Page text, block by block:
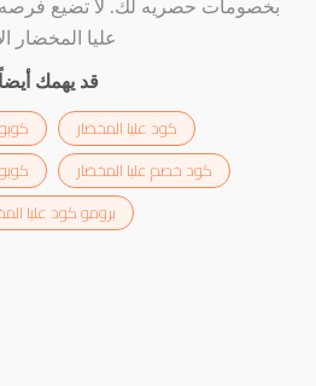
بخصومات حصريه لك. لا تضيع فرصه
عليا المخضار
قد يهمك
كود عليا المخضار
كود خصم عليا المخضار
برومو كود عليا